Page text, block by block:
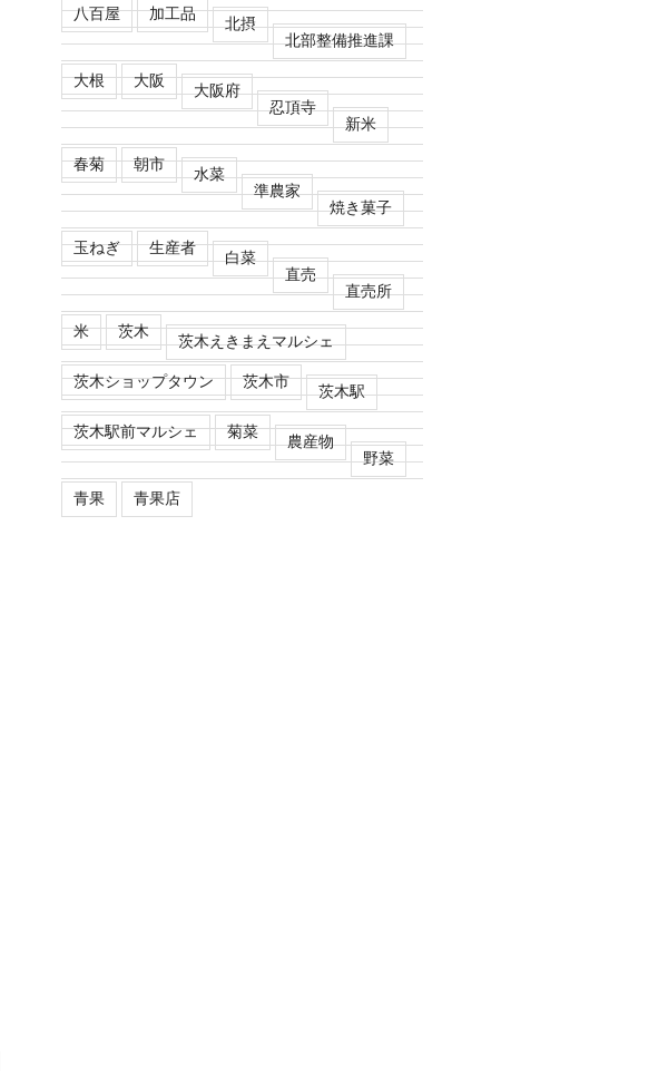
八百屋 加工品
北摂
北部整備推進課
大根 大阪
大阪府
忍頂寺
新米
春菊 朝市
水菜
準農家
焼き菓子
玉ねぎ 生産者
白菜
直売
直売所
米 茨木
茨木えきまえマルシェ
茨木ショップタウン 茨木市
茨木駅
茨木駅前マルシェ 菊菜
農産物
野菜
青果 青果店